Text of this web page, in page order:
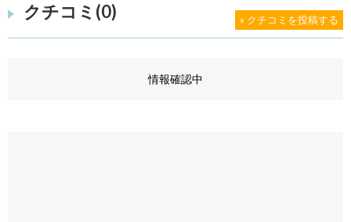
クチコミ(0) » クチコミを投稿する
情報確認中